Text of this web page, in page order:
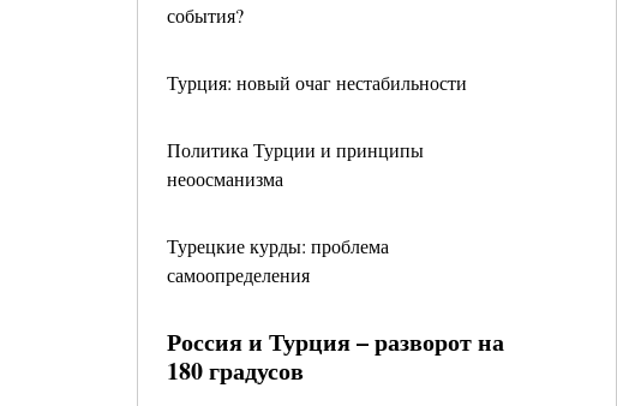
события?
Турция: новый очаг нестабильности
Политика Турции и принципы
неоосманизма
Турецкие курды: проблема
самоопределения
Россия и Турция – разворот на
180 градусов